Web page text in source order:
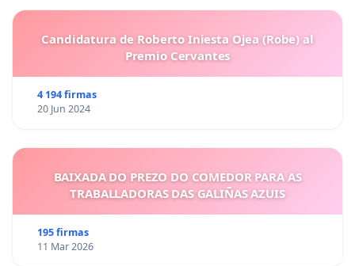
Candidatura de Roberto Iniesta Ojea (Robe) al
Premio Cervantes
4 194 firmas
20 Jun 2024
BAIXADA DO PREZO DO COMEDOR PARA AS
TRABALLADORAS DAS GALIÑAS AZUIS
195 firmas
11 Mar 2026